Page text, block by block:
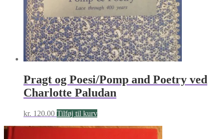
Pragt og Poesi/Pomp and Poetry ved
Charlotte Paludan
kr. 120.00 Tilføj til kurv